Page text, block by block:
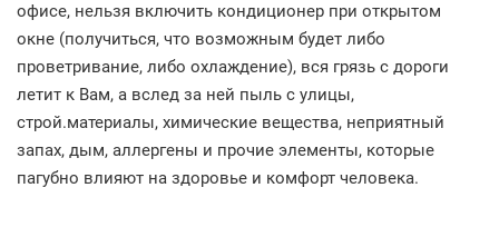
офисе, нельзя включить кондиционер при открытом
окне (получиться, что возможным будет либо
проветривание, либо охлаждение), вся грязь с дороги
летит к Вам, а вслед за ней пыль с улицы,
строй.материалы, химические вещества, неприятный
запах, дым, аллергены и прочие элементы, которые
пагубно влияют на здоровье и комфорт человека.